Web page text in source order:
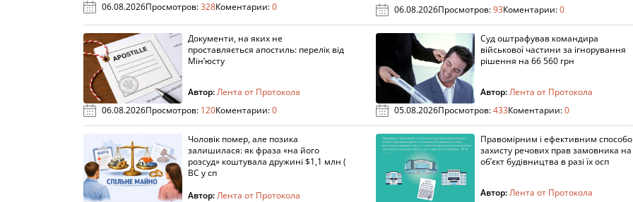
06.08.2026Просмотров:328Коментарии:0
06.08.2026Просмотров:93Коментарии:0
Документи, на яких не
проставляється апостиль: перелік від
Мін’юсту
Автор:Лента от Протокола
06.08.2026Просмотров: 120Коментарии:0
Суд оштрафував командира
військової частини за ігнорування
рішення на 66 560 грн
Автор:Лента от Протокола
05.08.2026Просмотров:433Коментарии:0
Чоловік помер, але позика
залишилася: як фраза «на його
розсуд» коштувала дружині $1,1 млн (
ВС у сп
Автор:Лента от Протокола
Правомірним і ефективним
захисту речових прав замовника на
об’єкт будівництва в разі їх осп
Автор:Лента от Протокола